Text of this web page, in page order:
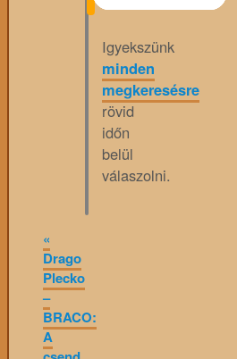
Igyekszünk
minden
megkeresésre
rövid
időn
belül
válaszolni.
«
Drago
Plecko
–
BRACO:
A